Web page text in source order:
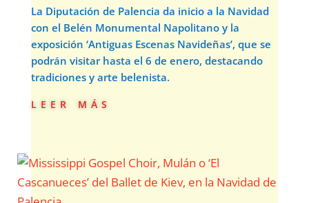
La Diputación de Palencia da inicio a la Navidad
con el Belén Monumental Napolitano y la
exposición ‘Antiguas Escenas Navideñas’, que se
podrán visitar hasta el 6 de enero, destacando
tradiciones y arte belenista.
leer más